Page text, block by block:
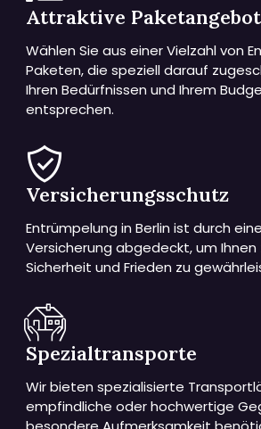
Attraktive
Wählen Sie aus einer Vielzahl von
Paketen, die speziell darauf
Ihren Bedürfnissen und Ihrem
entsprechen.
Versicherungsschutz
Entrümpelung in Berlin ist durch
Versicherung abgedeckt, um
Sicherheit und Frieden zu
Spezialtransporte
Wir bieten spezialisierte
empfindliche oder hochwertige